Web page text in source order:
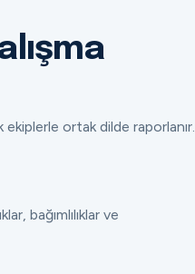
ortak dilde raporlanır.
bağımlılıklar ve